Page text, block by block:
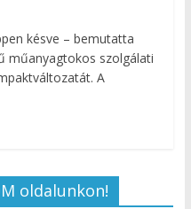
késve – bemutatta
műanyagtokos szolgálati
A
oldalunkon!